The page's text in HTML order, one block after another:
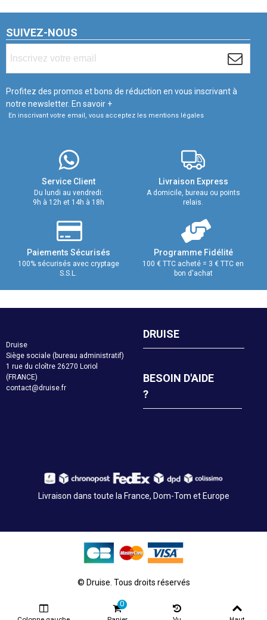
SUIVEZ-NOUS
Profitez des promos et bons de réduction en vous inscrivant à
notre newsletter. En savoir +
En inscrivant votre email, vous acceptez les mentions légales
Service Client
Du lundi au vendredi:
9h à 12h et 14h à 18h
Livraison Express
A domicile, bureau ou points
relais.
Paiements Sécurisés
100% sécurisés avec cryptage
S.S.L.
Programme Fidélité
100 € TTC acheté = 3 € TTC en
bon d'achat
Druise
Siège sociale (bureau administratif)
1 rue du cloître 26270 Loriol
(FRANCE)
contact@druise.fr
DRUISE
BESOIN D'AIDE
?
Livraison dans toute la France, Dom-Tom et Europe
© Druise. Tous droits réservés
0